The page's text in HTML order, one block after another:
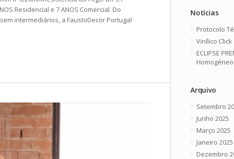
Residencial e 7 ANOS Comercial. Do
intermediários, a FaustoDecor Portugal
Notícias
Protocolo
Vinílico
ECLIPSE
Homogéneo
Arquivo
Setembro
Junho 2025
Março 2025
Janeiro 2025
Dezembro